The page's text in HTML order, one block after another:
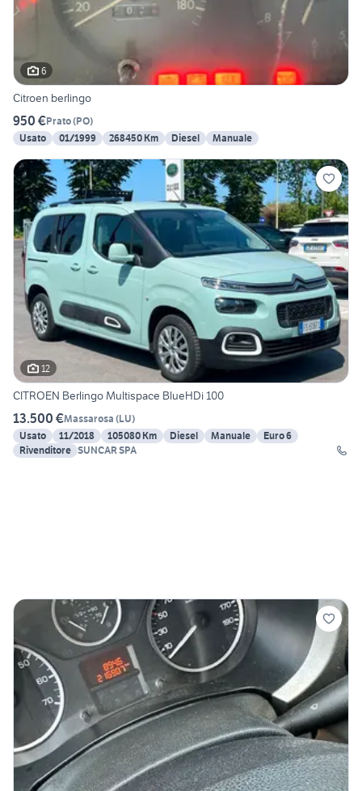
6
Citroen berlingo
950 €Prato(PO)
Usato
01/1999 268450 Km Diesel Manuale
12
CITROEN Berlingo Multispace BlueHDi 100
13.500 €Massarosa (LU)
Usato
11/2018 105080 Km Diesel Manuale
Euro 6
Rivenditore SUNCAR SPA